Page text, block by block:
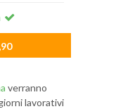
verranno
lavorativi